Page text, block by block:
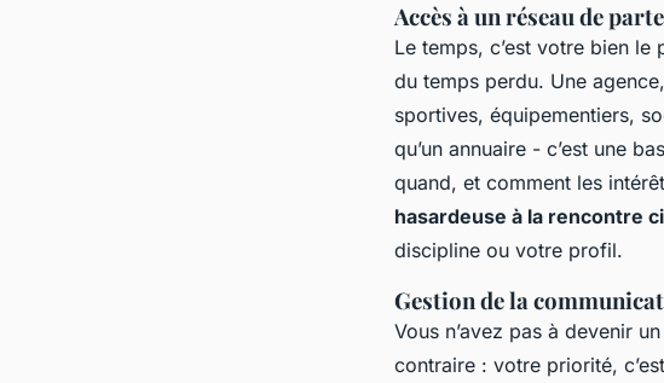
Accès à un réseau de
Le temps, c’est votre bien
du temps perdu. Une
sportives, équipementiers,
qu’un annuaire - c’est une
quand, et comment les
hasardeuse à la rencontre
discipline ou votre profil.
Gestion de la
Vous n’avez pas à devenir
contraire : votre priorité,